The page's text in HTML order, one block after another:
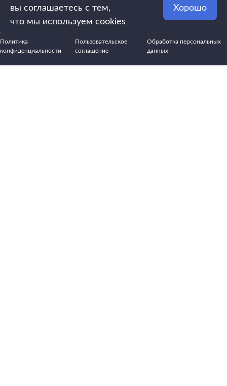
©2026, Рейтинги и обзоры товаров и услуг
При использовании материалов ссылка на источник обязательна
Политика
конфиденциальности
Пользовательское
соглашение
Обработка персональных
данных
вы соглашаетесь с тем,
что мы используем cookies
Хорошо